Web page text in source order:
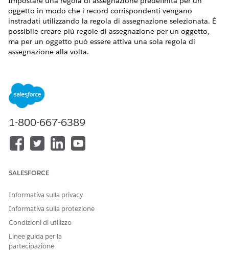
oggetto in modo che i record corrispondenti vengano
instradati utilizzando la regola di assegnazione selezionata. È
possibile creare più regole di assegnazione per un oggetto,
ma per un oggetto può essere attiva una sola regola di
assegnazione alla volta.
Disponibile nelle versioni: Lightning Experience
Disponibile in:
UnlimitedEdition con Agentforce IT Service.
Dal Programma di avvio app, accedere ad
Service Desk.
Nella pagina Assegnazione servizi IT, fare clic su
Selezionare Gestisci
Selezionare l'oggetto per cui si desidera associare la regola
di assegnazione.
È possibile scegliere tra:
Incidente
Problema
1-800-667-6389
SALESFORCE
Informativa sulla privacy
Informativa sulla protezione
Condizioni di utilizzo
Linee guida per la
partecipazione